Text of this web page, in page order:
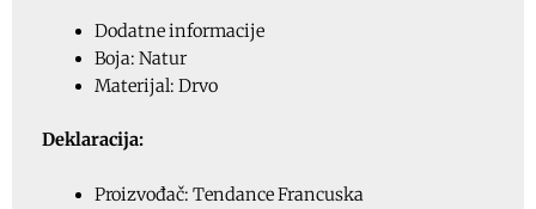
Dodatne informacije
Boja: Natur
Materijal: Drvo
Deklaracija:
Proizvođač: Tendance Francuska